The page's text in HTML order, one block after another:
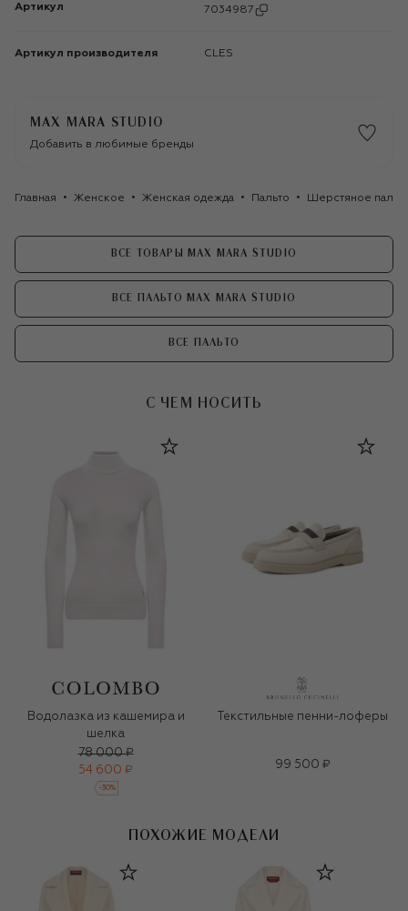
Артикул 7034987
Артикул производителя CLES
MAX MARA STUDIO
Добавить в любимые бренды
Главная Женское Женская одежда Пальто Шерстяное
ВСЕ ТОВАРЫ MAX MARA STUDIO
ВСЕ ПАЛЬТО MAX MARA STUDIO
ВСЕ ПАЛЬТО
С ЧЕМ НОСИТЬ
Водолазка из кашемира и
шелка
78 000 ₽
54 600 ₽
-30%
Текстильные пенни-лоферы
99 500 ₽
ПОХОЖИЕ МОДЕЛИ